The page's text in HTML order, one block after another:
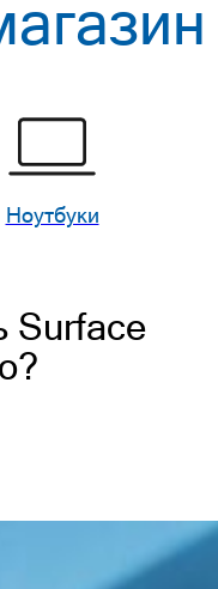
Ноутбуки
Surface